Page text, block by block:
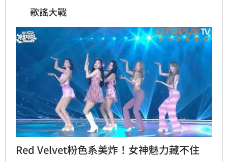
歌謠大戰
Red Velvet粉色系美炸！女神魅力藏不住